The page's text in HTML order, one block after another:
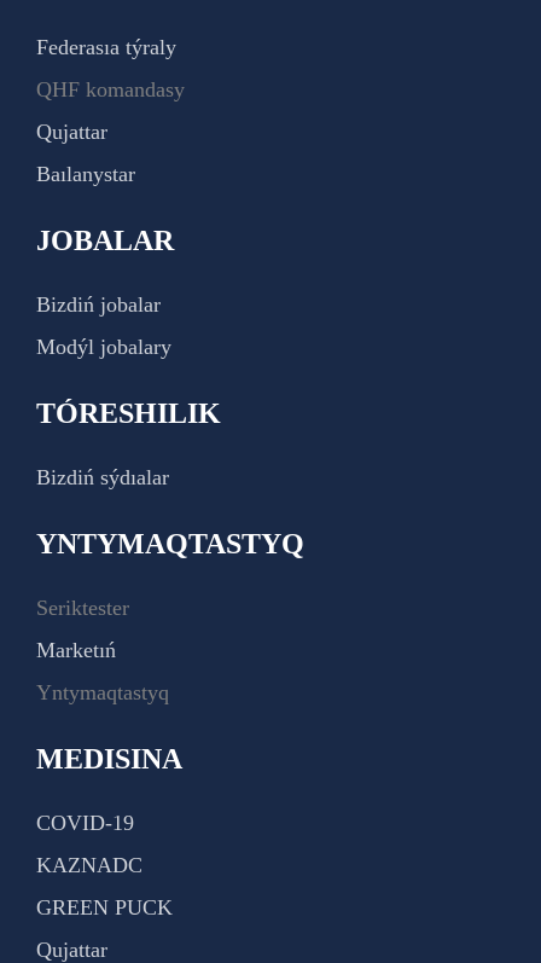
Federasıa týraly
QHF komandasy
Qujattar
Baılanystar
JOBALAR
Bizdiń jobalar
Modýl jobalary
TÓRESHILIK
Bizdiń sýdıalar
YNTYMAQTASTYQ
Seriktester
Marketıń
Yntymaqtastyq
MEDISINA
COVID-19
KAZNADC
GREEN PUCK
Qujattar